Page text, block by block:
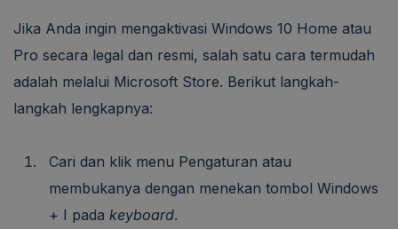
Jika Anda ingin mengaktivasi Windows 10 Home atau
Pro secara legal dan resmi, salah satu cara termudah
adalah melalui Microsoft Store. Berikut langkah-
langkah lengkapnya:
Cari dan klik menu Pengaturan atau
membukanya dengan menekan tombol Windows
+ I pada keyboard.